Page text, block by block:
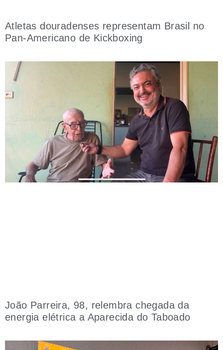
Atletas douradenses representam Brasil no
Pan-Americano de Kickboxing
João Parreira, 98, relembra chegada da
energia elétrica a Aparecida do Taboado